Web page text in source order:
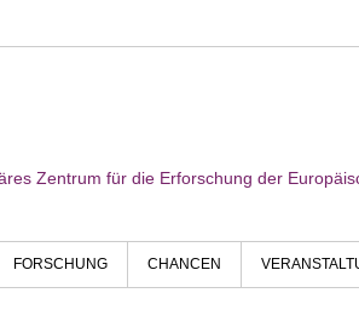
Zentrum für die Erforschung der
FORSCHUNG CHANCEN